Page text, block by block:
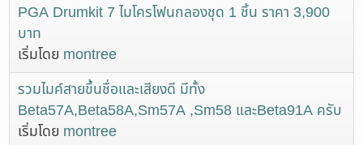
PGA Drumkit 7 ไมโครโฟนกลองชุด 1 ชิ้น ราคา 3,900
บาท
เริ่มโดย montree
รวมไมค์สายขึ้นชื่อและเสียงดี มีทั้ง
Beta57A,Beta58A,Sm57A ,Sm58 และBeta91A ครับ
เริ่มโดย montree